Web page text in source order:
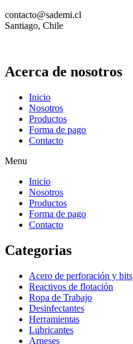
contacto@sademi.cl
Santiago, Chile
Acerca de nosotros
Inicio
Nosotros
Productos
Forma de pago
Contacto
Menu
Inicio
Nosotros
Productos
Forma de pago
Contacto
Categorias
Acero de perforación y bits
Reactivos de flotación
Ropa de Trabajo
Desinfectantes
Herramientas
Lubricantes
Arneses